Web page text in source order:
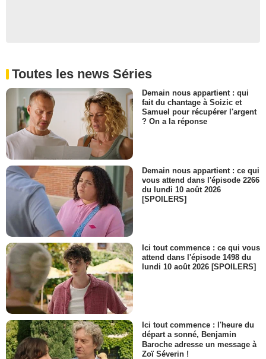
Toutes les news Séries
Demain nous appartient : qui
fait du chantage à Soizic et
Samuel pour récupérer l'argent
? On a la réponse
Demain nous appartient : ce qui
vous attend dans l'épisode 2266
du lundi 10 août 2026
[SPOILERS]
Ici tout commence : ce qui vous
attend dans l'épisode 1498 du
lundi 10 août 2026 [SPOILERS]
Ici tout commence : l'heure du
départ a sonné, Benjamin
Baroche adresse un message à
Zoï Séverin !